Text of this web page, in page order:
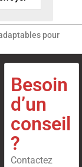
pour
Besoin
d’un
conseil
?
Contactez